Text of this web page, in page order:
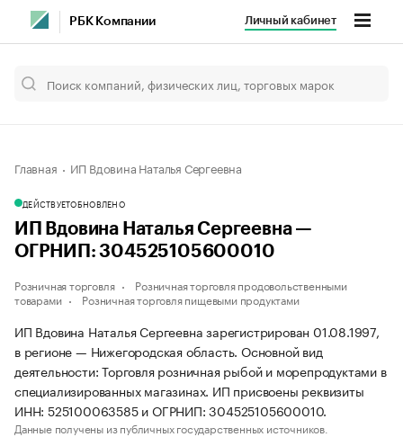
РБК Компании Личный кабинет
Главная ИП Вдовина Наталья Сергеевна
ДЕЙСТВУЕТОБНОВЛЕНО
ИП Вдовина Наталья Сергеевна —
ОГРНИП: 304525105600010
Розничная торговля
Розничная торговля продовольственными
товарами
Розничная торговля пищевыми продуктами
ИП Вдовина Наталья Сергеевна зарегистрирован 01.08.1997,
в регионе — Нижегородская область. Основной вид
деятельности: Торговля розничная рыбой и морепродуктами в
специализированных магазинах. ИП присвоены реквизиты
ИНН: 525100063585 и ОГРНИП: 304525105600010.
Данные получены из публичных государственных источников.